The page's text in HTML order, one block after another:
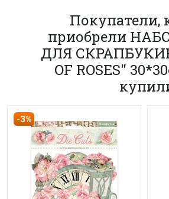
Покупатели,
приобрели
ДЛЯ
OF ROSES"
-3%